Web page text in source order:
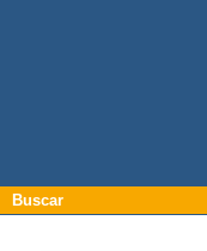
Buscar